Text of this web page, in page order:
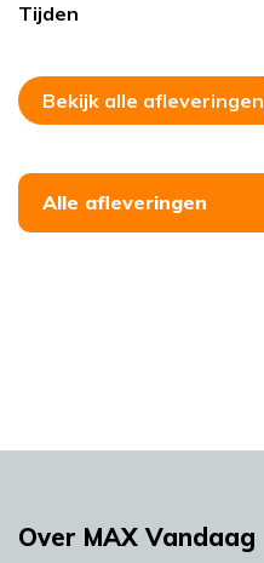
Tijden
Bekijk alle afleveringen
Alle afleveringen
Over MAX Vandaag